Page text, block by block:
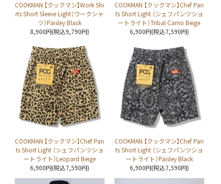
COOKMAN 【クックマン】Work Shi
rts Short Sleeve Light（ワークシャ
ツ）Paisley Black
8,900円(税込9,790円)
COOKMAN 【クックマン】Chef Pan
ts Short Light （シェフパンツショ
ートライト）Tribal Camo Beige
6,900円(税込7,590円)
COOKMAN 【クックマン】Chef Pan
ts Short Light （シェフパンツショ
ートライト）Leopard Beige
6,900円(税込7,590円)
COOKMAN 【クックマン】Chef Pan
ts Short Light （シェフパンツショ
ートライト）Paisley Black
6,900円(税込7,590円)